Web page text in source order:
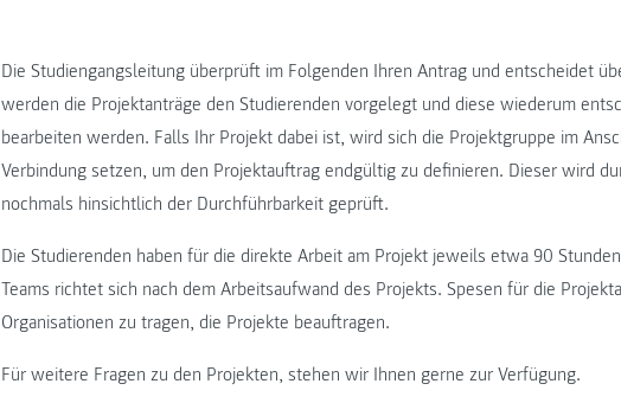
Die Studiengangsleitung überprüft im Folgenden Ihren Antrag und entscheidet
werden die Projektanträge den Studierenden vorgelegt und diese wiederum
bearbeiten werden. Falls Ihr Projekt dabei ist, wird sich die Projektgruppe im
Verbindung setzen, um den Projektauftrag endgültig zu definieren. Dieser wird
nochmals hinsichtlich der Durchführbarkeit geprüft.
Die Studierenden haben für die direkte Arbeit am Projekt jeweils etwa 90
Teams richtet sich nach dem Arbeitsaufwand des Projekts. Spesen für die
Organisationen zu tragen, die Projekte beauftragen.
Für weitere Fragen zu den Projekten, stehen wir Ihnen gerne zur Verfügung.